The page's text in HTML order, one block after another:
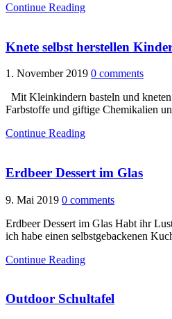
Continue Reading
Knete selbst herstellen
1. November 2019 0 comments
Mit Kleinkindern basteln und
Farbstoffe und giftige Chemikalien
Continue Reading
Erdbeer Dessert im Glas
9. Mai 2019 0 comments
Erdbeer Dessert im Glas Habt ihr
ich habe einen selbstgebackenen
Continue Reading
Outdoor Schultafel